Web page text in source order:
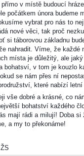
v místě budoucí
počátkem února
vybrat pro nás to
nové věci, tak proč
si táborovou základnu
nahradit. Víme, že
místa je důležitý, ale
v tom je kouzlo
se nám přes ní
které nabízí letní
vše dobré a krásné, co
bohatství každého
mají rádi a milují! Doba
a my to překonáme!